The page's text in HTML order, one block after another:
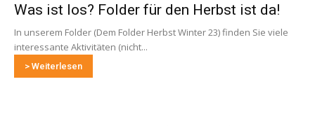
Was ist los? Folder für den Herbst ist da!
In unserem Folder (Dem Folder Herbst Winter 23) finden Sie viele
interessante Aktivitäten (nicht...
> Weiterlesen